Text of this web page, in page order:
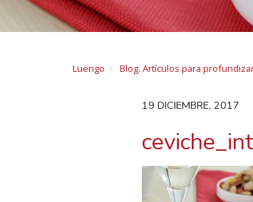
Luengo Blog. Artículos para
19 DICIEMBRE, 2017